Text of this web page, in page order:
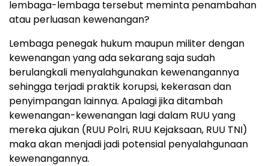
lembaga-lembaga tersebut meminta penambahan
atau perluasan kewenangan?
Lembaga penegak hukum maupun militer dengan
kewenangan yang ada sekarang saja sudah
berulangkali menyalahgunakan kewenangannya
sehingga terjadi praktik korupsi, kekerasan dan
penyimpangan lainnya. Apalagi jika ditambah
kewenangan-kewenangan lagi dalam RUU yang
mereka ajukan (RUU Polri, RUU Kejaksaan, RUU TNI)
maka akan menjadi jadi potensial penyalahgunaan
kewenangannya.